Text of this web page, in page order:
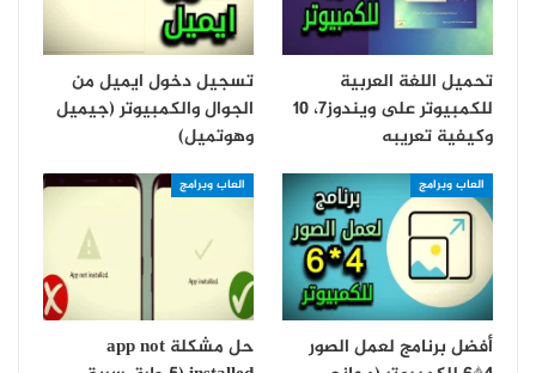
تحميل اللغة العربية
للكمبيوتر على ويندوز7، 10
وكيفية تعريبه
تسجيل دخول ايميل من
الجوال والكمبيوتر (جيميل
وهوتميل)
العاب وبرامج
أفضل برنامج لعمل الصور
العاب وبرامج
حل مشكلة app not